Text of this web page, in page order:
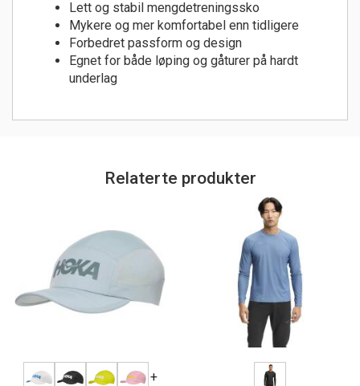
Lett og stabil mengdetreningssko
Mykere og mer komfortabel enn tidligere
Forbedret passform og design
Egnet for både løping og gåturer på hardt
underlag
Relaterte produkter
+